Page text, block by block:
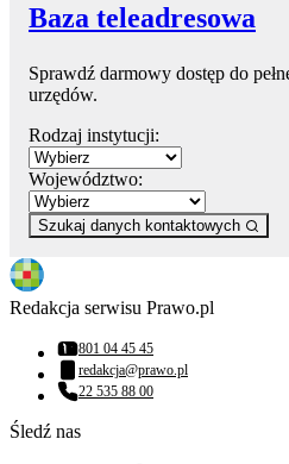
Baza teleadresowa
Sprawdź darmowy dostęp do
urzędów.
Rodzaj instytucji:
Województwo:
Szukaj danych kontaktowych
Redakcja serwisu Prawo.pl
Numer telefonu:
801 04 45 45
Adres email:
redakcja@prawo.pl
Numer telefonu:
22 535 88 00
Śledź nas